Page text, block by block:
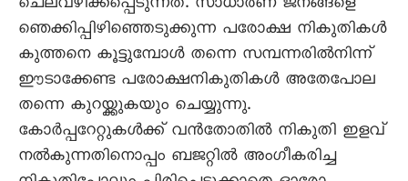
ചെലവഴിക്കപ്പെടുന്നത്. സാധാരണ ജനങ്ങളെ
ഞെക്കിപ്പിഴിഞ്ഞെടുക്കുന്ന പരോക്ഷ നികുതികൾ
കുത്തനെ കൂട്ടുമ്പോൾ തന്നെ സമ്പന്നരിൽനിന്ന്
ഈടാക്കേണ്ട പരോക്ഷനികുതികൾ അതേപോല
തന്നെ കുറയ്ക്കുകയും ചെയ്യുന്നു.
കോർപ്പറേറ്റുകൾക്ക് വൻതോതിൽ നികുതി ഇളവ്
നൽകുന്നതിനൊപ്പം ബജറ്റിൽ അംഗീകരിച്ച